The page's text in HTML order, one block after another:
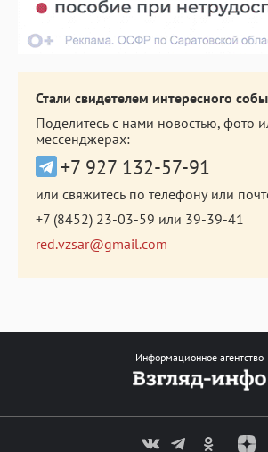
Стали свидетелем интересного
Поделитесь с нами новостью, фото
мессенджерах:
+7 927 132-57-91
или свяжитесь по телефону или
+7 (8452) 23-03-59 или 39-39-41
red.vzsar@gmail.com
Информационное агентство